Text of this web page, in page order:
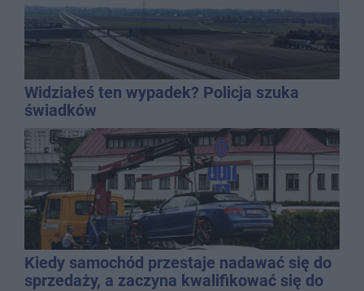
Widziałeś ten wypadek? Policja szuka
świadków
Kiedy samochód przestaje nadawać się do
sprzedaży, a zaczyna kwalifikować się do